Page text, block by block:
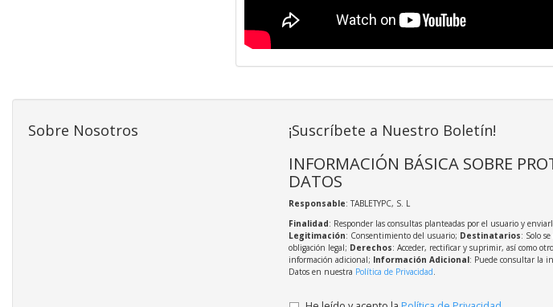
Sobre Nosotros ¡Suscríbete a Nuestro Boletín!
INFORMACIÓN BÁSICA SOBRE
DATOS
Responsable: TABLETYPC, S. L
Finalidad: Responder las consultas planteadas por el usuario y
Legitimación: Consentimiento del usuario; Destinatarios: Solo
obligación legal; Derechos: Acceder, rectificar y suprimir, así como
información adicional; Información Adicional: Puede consultar la
Datos en nuestra Política de Privacidad